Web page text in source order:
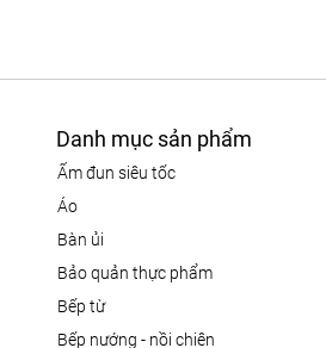
Danh mục sản phẩm
ấm đun siêu tốc
áo
bàn ủi
bảo quản thực phẩm
bếp từ
bếp nướng - nồi chiên